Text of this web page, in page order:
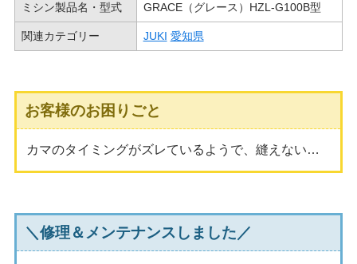
ミシン製品名・型式 GRACE（グレース）HZL-G100B型
関連カテゴリー JUKI 愛知県
お客様のお困りごと
カマのタイミングがズレているようで、縫えない…
＼修理＆メンテナンスしました／